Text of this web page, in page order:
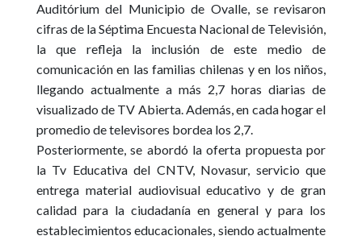
Auditórium del Municipio de Ovalle, se revisaron
cifras de la Séptima Encuesta Nacional de Televisión,
la que refleja la inclusión de este medio de
comunicación en las familias chilenas y en los niños,
llegando actualmente a más 2,7 horas diarias de
visualizado de TV Abierta. Además, en cada hogar el
promedio de televisores bordea los 2,7.
Posteriormente, se abordó la oferta propuesta por
la Tv Educativa del CNTV, Novasur, servicio que
entrega material audiovisual educativo y de gran
calidad para la ciudadanía en general y para los
establecimientos educacionales, siendo actualmente